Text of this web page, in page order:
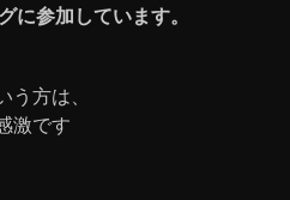
に参加しています。
方は、
激です